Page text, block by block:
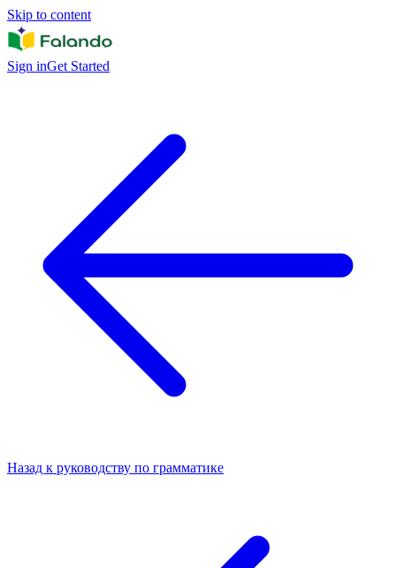
Skip to content
Sign inGet Started
Назад к руководству по грамматике